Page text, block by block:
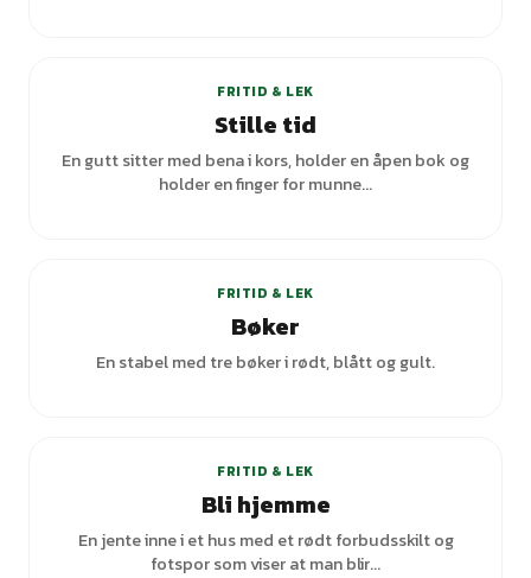
FRITID & LEK
Stille tid
En gutt sitter med bena i kors, holder en åpen bok og
holder en finger for munne...
FRITID & LEK
Bøker
En stabel med tre bøker i rødt, blått og gult.
FRITID & LEK
Bli hjemme
En jente inne i et hus med et rødt forbudsskilt og
fotspor som viser at man blir...